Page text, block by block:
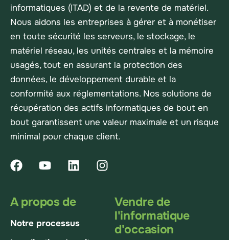
informatiques (ITAD) et de la revente de matériel.
Nous aidons les entreprises à gérer et à monétiser
en toute sécurité les serveurs, le stockage, le
matériel réseau, les unités centrales et la mémoire
usagés, tout en assurant la protection des
données, le développement durable et la
conformité aux réglementations. Nos solutions de
récupération des actifs informatiques de bout en
bout garantissent une valeur maximale et un risque
minimal pour chaque client.
A propos de
Notre processus
Vendre de
l'informatique
d'occasion